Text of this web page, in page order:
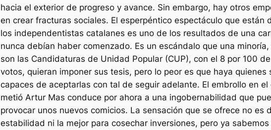
hacia el exterior de progreso y avance. Sin embargo, hay otros
en crear fracturas sociales. El esperpéntico espectáculo que están
los independentistas catalanes es uno de los resultados de una
nunca debían haber comenzado. Es un escándalo que una
son las Candidaturas de Unidad Popular (CUP), con el 8 por 100
votos, quieran imponer sus tesis, pero lo peor es que haya quienes
capaces de aceptarlas con tal de seguir adelante. El embrollo en el
metió Artur Mas conduce por ahora a una ingobernabilidad que
provocar unos nuevos comicios. La sensación que se ofrece no es
estabilidad ni la mejor para cosechar inversiones, pero ya sabemos